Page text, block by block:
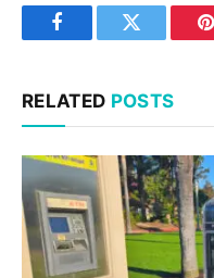
FacebookTwitter
RELATED POSTS